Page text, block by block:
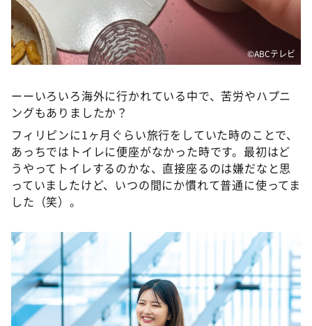
©️ABCテレビ
ーーいろいろ海外に行かれている中で、苦労やハプニ
ングもありましたか？
フィリピンに1ヶ月ぐらい旅行をしていた時のことで、
あっちではトイレに便座がなかった時です。最初はど
うやってトイレするのかな、直接座るのは嫌だなと思
っていましたけど、いつの間にか慣れて普通に使ってま
した（笑）。